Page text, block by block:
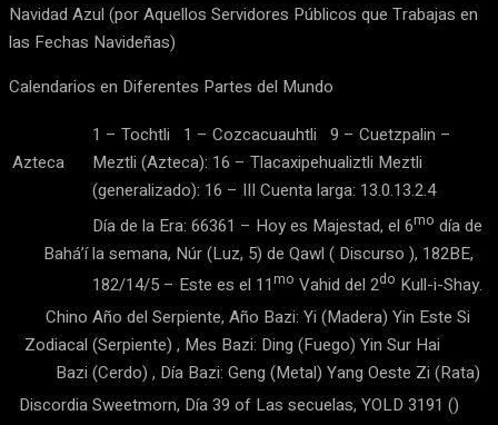
Navidad Azul (por Aquellos Servidores Públicos que Trabajas en
las Fechas Navideñas)
Calendarios en Diferentes Partes del Mundo
Azteca
1 – Tochtli 1 – Cozcacuauhtli 9 – Cuetzpalin –
Meztli (Azteca): 16 – Tlacaxipehualiztli Meztli
(generalizado): 16 – III Cuenta larga: 13.0.13.2.4
Bahá’í
Día de la Era: 66361 – Hoy es Majestad, el 6mo día de
la semana, Núr (Luz, 5) de Qawl ( Discurso ), 182BE,
182/14/5 – Este es el 11mo Vahid del 2do Kull-i-Shay.
Chino
Zodiacal
Bazi
Año del Serpiente, Año Bazi: Yi (Madera) Yin Este Si
(Serpiente) , Mes Bazi: Ding (Fuego) Yin Sur Hai
(Cerdo) , Día Bazi: Geng (Metal) Yang Oeste Zi (Rata)
DiscordiaSweetmorn, Día 39 of Las secuelas, YOLD 3191 ()